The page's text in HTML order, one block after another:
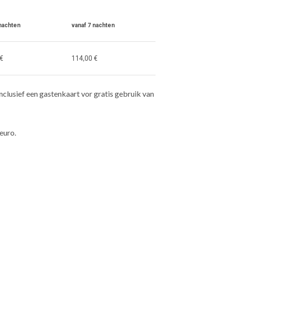
vanaf 7 nachten
114,00 €
een gastenkaart vor gratis gebruik van